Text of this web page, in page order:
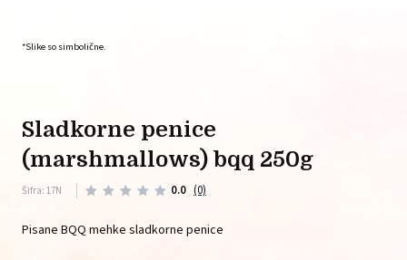
*Slike so simbolične.
sladkorne penice
(marshmallows) bqq 250g
Šifra: 17N 0.0 (0)
Pisane BQQ mehke sladkorne penice